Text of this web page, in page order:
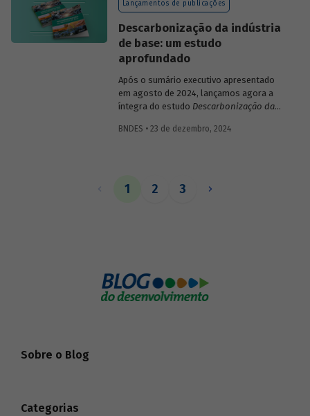
Lançamentos de publicações
Descarbonização da indústria
de base: um estudo
aprofundado
Após o sumário executivo apresentado
em agosto de 2024, lançamos agora a
íntegra do estudo Descarbonização da
abrangente de cada setor da indústria de
potenciais contribuições da indústria de
BNDES • 23 de dezembro, 2024
1 2 3
Sobre o Blog
Categorias